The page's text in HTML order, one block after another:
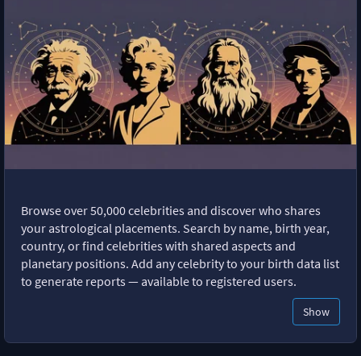
Browse over 50,000 celebrities and discover who shares
your astrological placements. Search by name, birth year,
country, or find celebrities with shared aspects and
planetary positions. Add any celebrity to your birth data list
to generate reports — available to registered users.
Show